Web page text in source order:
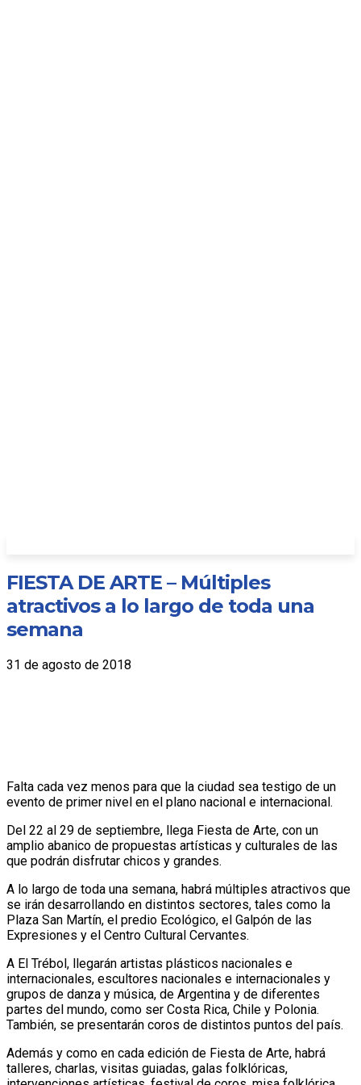
FIESTA DE ARTE – Múltiples
atractivos a lo largo de toda una
semana
31 de agosto de 2018
Falta cada vez menos para que la ciudad sea testigo de un
evento de primer nivel en el plano nacional e internacional.
Del 22 al 29 de septiembre, llega Fiesta de Arte, con un
amplio abanico de propuestas artísticas y culturales de las
que podrán disfrutar chicos y grandes.
A lo largo de toda una semana, habrá múltiples atractivos que
se irán desarrollando en distintos sectores, tales como la
Plaza San Martín, el predio Ecológico, el Galpón de las
Expresiones y el Centro Cultural Cervantes.
A El Trébol, llegarán artistas plásticos nacionales e
internacionales, escultores nacionales e internacionales y
grupos de danza y música, de Argentina y de diferentes
partes del mundo, como ser Costa Rica, Chile y Polonia.
También, se presentarán coros de distintos puntos del país.
Además y como en cada edición de Fiesta de Arte, habrá
talleres, charlas, visitas guiadas, galas folklóricas,